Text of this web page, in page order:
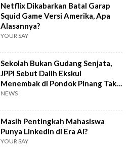
Netflix Dikabarkan Batal Garap
Squid Game Versi Amerika, Apa
Alasannya?
YOUR SAY
Sekolah Bukan Gudang Senjata,
JPPI Sebut Dalih Ekskul
Menembak di Pondok Pinang Tak
Masuk Akal
NEWS
Masih Pentingkah Mahasiswa
Punya LinkedIn di Era AI?
YOUR SAY